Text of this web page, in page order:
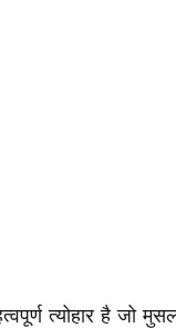
त्योहार है जो